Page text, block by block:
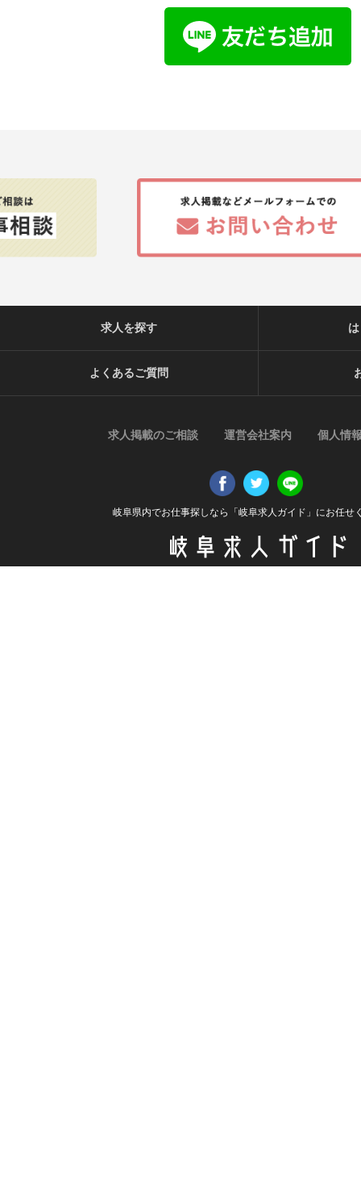
岐阜県内でお仕事探しなら「岐阜求人ガイド」にお任せ
求人を探す
よくあるご質問
求人掲載のご相談 運営会社案内 個人情